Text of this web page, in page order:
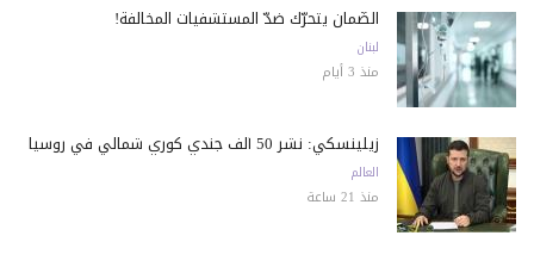
الضّمان يتحرّك ضدّ المستشفيات المخالفة!
لبنان
منذ 3 أيام
زيلينسكي: نشر 50 ألف جندي كوري شمالي في روسيا
العالم
منذ 21 ساعة